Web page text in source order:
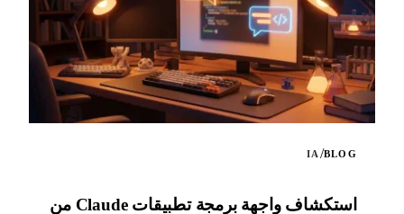
BLOG
/
IA
استكشاف واجهة برمجة تطبيقات Claude من